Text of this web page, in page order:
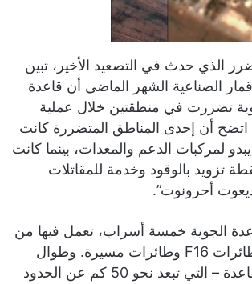
الذي حدث في التصعيد الأخير، تبين
الصناعية الشهر الماضي أن قاعدة
تضررت في منطقتين خلال عملية
اتضح أن إحدى المناطق المتضررة كانت
لمركبات الدعم والمعدات، بينما كانت
تزويد بالوقود وخدمة للمقاتلات
أحرونوت”.
الجوية خمسة أسراب، تعمل فيها من
بين أمور أخرى طائرات F16 وطائرات مسيرة. وطوال
الحرب، كانت القاعدة – التي تبعد نحو 50 كم عن الحدود